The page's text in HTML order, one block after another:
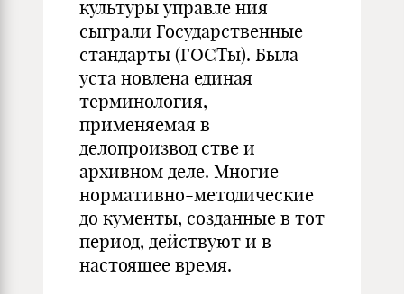
культуры управле­ ния
сыграли Государственные
стандарты (ГОСТы). Была
уста­ новлена единая
терминология,
применяемая в
делопроизвод­ стве и
архивном деле. Многие
нормативно-методические
до кументы, созданные в тот
период, действуют и в
настоящее время.